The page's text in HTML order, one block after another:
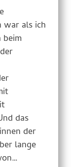
als ich
das
der
lange